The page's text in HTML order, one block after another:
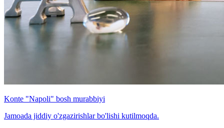
Konte "Napoli" bosh murabbiyi
Jamoada jiddiy o'zgazirishlar bo'lishi kutilmoqda.